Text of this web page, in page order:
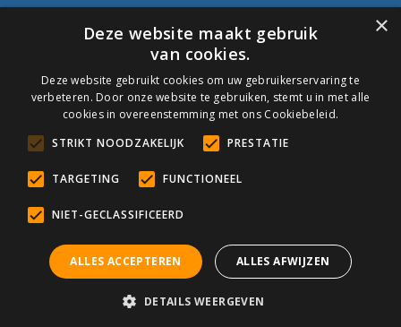
Let op! Onderhoudsproducten zijn nu af te
halen in de showroom. Er kan alleen met
contant geld betaald worden, dus geen pin.
Tel: 076-3030554
Email: info@onderhoudshop.nl
KVK: 59667419
Algemene Voorwaarden
Copyright © 2019 Onderhoud Shop
© Onderhoudshop.nl - Onderdeel van: Van den Heuvel & Van
Duuren
×
Deze website maakt gebruik
van cookies.
Deze website gebruikt cookies om uw gebruikerservaring te
verbeteren. Door onze website te gebruiken, stemt u in met alle
cookies in overeenstemming met ons Cookiebeleid.
STRIKT NOODZAKELIJK
PRESTATIE
TARGETING FUNCTIONEEL
NIET-GECLASSIFICEERD
ALLES ACCEPTEREN ALLES AFWIJZEN
DETAILS WEERGEVEN